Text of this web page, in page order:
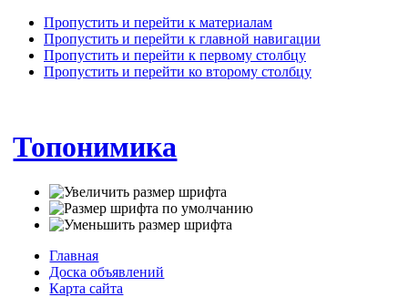
Пропустить и перейти к материалам
Пропустить и перейти к главной навигации
Пропустить и перейти к первому столбцу
Пропустить и перейти ко второму столбцу
Топонимика
Главная
Доска объявлений
Карта сайта